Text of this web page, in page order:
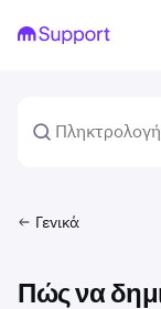
Γενικά
Πώς να